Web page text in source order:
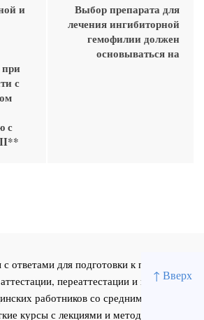
↑ Вверх
и
при
с
с
Выбор препарата для
лечения ингибиторной
гемофилии должен
основываться на
ответами для подготовки к первичной
переаттестации и повышения
работников со средним и высшим
курсы с лекциями и методическими